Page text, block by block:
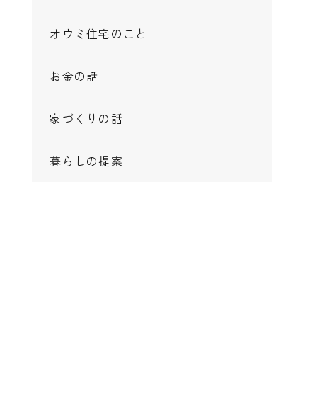
オウミ住宅のこと
お金の話
家づくりの話
暮らしの提案